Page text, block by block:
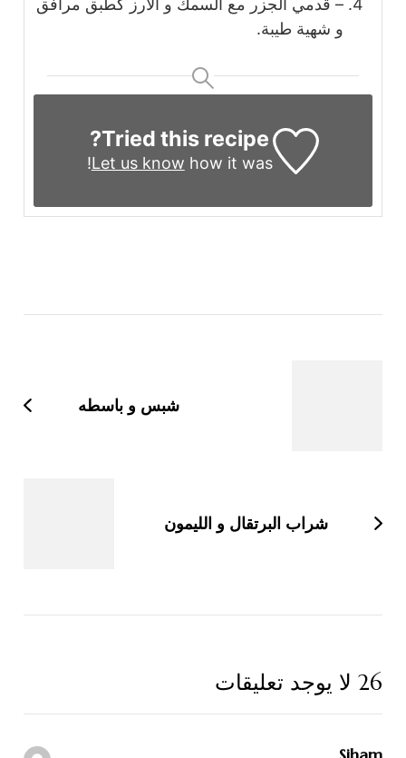
– قدمي الجزر مع السمك و الارز كطبق مرافق
و شهية طيبة.
Tried this recipe?
Let us know how it was!
شبس و باسطه
شراب البرتقال و الليمون
26 لا يوجد تعليقات